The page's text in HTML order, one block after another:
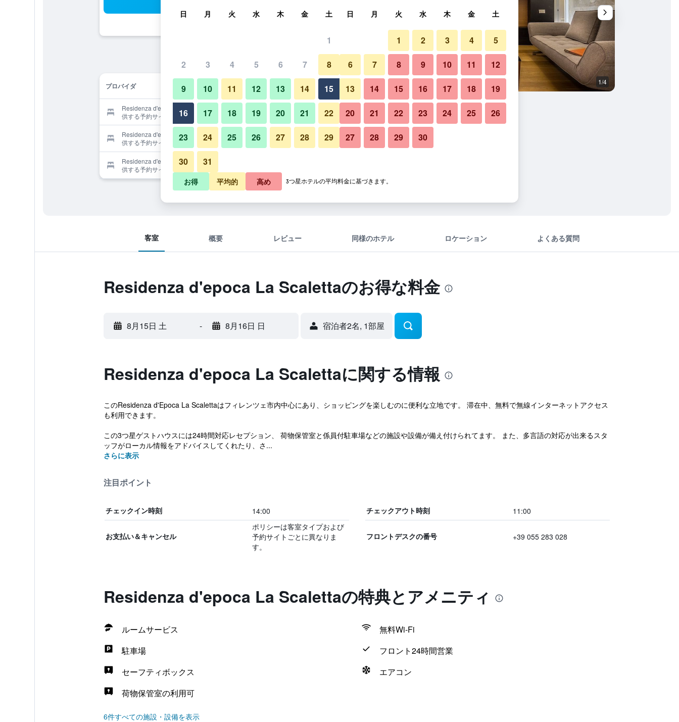
プロバイダ
Residenza d'epoca La Scalettaを提
供する予約サイト
料金を表示
Residenza d'epoca La Scalettaを提
供する予約サイト
料金を表示
Residenza d'epoca La Scalettaを提
供する予約サイト
リビングルーム 1/4
Residenza d'epoca La Scalettaの写真
客室 概要 レビュー 同様のホテル ロケーション よくある質問
Residenza d'epoca La Scalettaのお得な料金
8月15日 土 - 8月16日 日 宿泊者2名, 1​部屋
Residenza d'epoca La Scalettaに関する情報
このResidenza d'Epoca La Scalettaはフィレンツェ市内中心にあり、ショッピングを楽しむのに便利な立地です。 滞在中、無料で無線インターネットアクセス
も利用できます。
この3つ星ゲストハウスには24時間対応レセプション、 荷物保管室と係員付駐車場などの施設や設備が備え付けられてます。 また、多言語の対応が出来るスタ
ッフがローカル情報をアドバイスしてくれたり、さ...
さらに表示
注目ポイント
チェックイン時刻 14:00 チェックアウト時刻 11:00
お支払い＆キャンセル
ポリシーは客室タイプおよび
予約サイトごとに異なりま
す。
フロントデスクの番号 +39 055 283 028
Residenza d'epoca La Scalettaの特典とアメニティ
ルームサービス
無料Wi-Fi
駐車場
フロント24時間営業
セーフティボックス
エアコン
荷物保管室の利用可
6件すべての施設・設備を表示
日 月 火 水 木 金 土
1
2 3 4 5 6 7 8
9 10 11 12 13 14 15
16 17 18 19 20 21 22
23 24 25 26 27 28 29
30 31
日 月 火 水 木 金 土
1 2 3 4 5
6 7 8 9 10 11 12
13 14 15 16 17 18 19
20 21 22 23 24 25 26
27 28 29 30
お得 平均的 高め 3つ星ホテルの平均料金に基づきます。